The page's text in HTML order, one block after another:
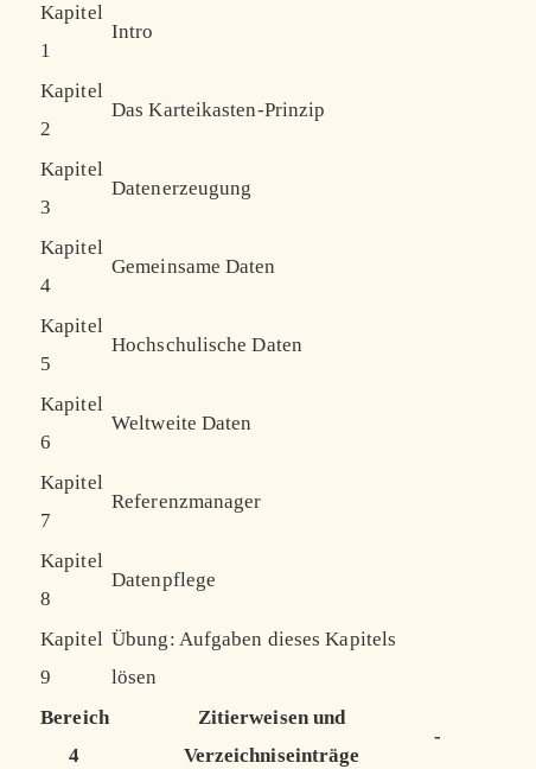
Kapitel
1
Intro
Kapitel
2
Das Karteikasten-Prinzip
Kapitel
3
Datenerzeugung
Kapitel
4
Gemeinsame Daten
Kapitel
5
Hochschulische Daten
Kapitel
6
Weltweite Daten
Kapitel
7
Referenzmanager
Kapitel
8
Datenpflege
Kapitel
9
Übung: Aufgaben dieses Kapitels
lösen
Bereich
4
Zitierweisen und
Verzeichniseinträge
-